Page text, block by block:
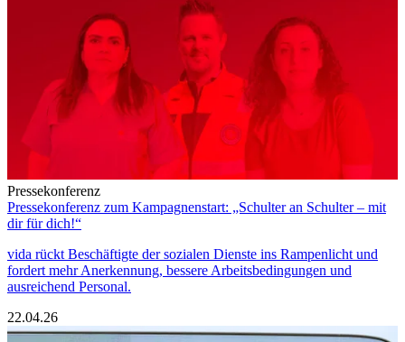
Pressekonferenz
Pressekonferenz zum Kampagnenstart: „Schulter an Schulter – mit
dir für dich!“
vida rückt Beschäftigte der sozialen Dienste ins Rampenlicht und
fordert mehr Anerkennung, bessere Arbeitsbedingungen und
ausreichend Personal.
22.04.26